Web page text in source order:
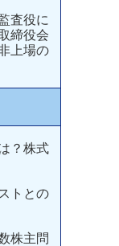
査役に
締役会
上場の
？株式
トとの
株主問